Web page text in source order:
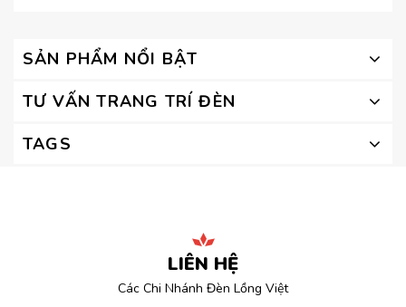
SẢN PHẨM NỔI BẬT
TƯ VẤN TRANG TRÍ ĐÈN
TAGS
LIÊN HỆ
Các Chi Nhánh Đèn Lồng Việt